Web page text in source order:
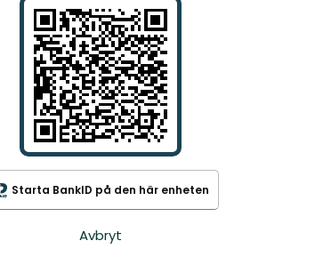
Starta BankID på den här enheten
Avbryt